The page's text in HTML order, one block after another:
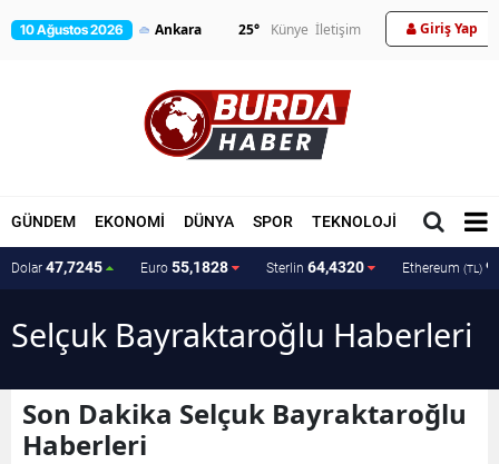
10 Ağustos 2026 25° Künye İletişim Giriş Yap
GÜNDEM EKONOMİ DÜNYA SPOR TEKNOLOJİ MAGAZİN
Dolar 47,7245 Euro 55,1828 Sterlin 64,4320 Ethereum (TL)
Selçuk Bayraktaroğlu Haberleri
Son Dakika Selçuk Bayraktaroğlu
Haberleri